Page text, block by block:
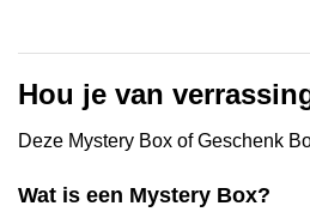
Hou je van
Deze Mystery Box of Geschenk
Wat is een Mystery Box?